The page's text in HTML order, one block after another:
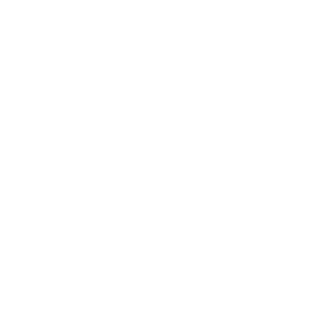
Recorte Costas Preto